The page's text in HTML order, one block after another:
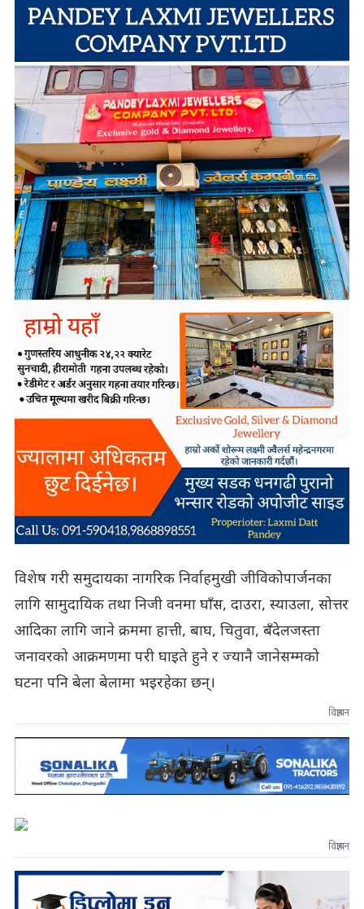
विशेष गरी समुदायका नागरिक निर्वाहमुखी जीविकोपार्जनका
लागि सामुदायिक तथा निजी वनमा घाँस, दाउरा, स्याउला, सोत्तर
आदिका लागि जाने क्रममा हात्ती, बाघ, चितुवा, बँदेलजस्ता
जनावरको आक्रमणमा परी घाइते हुने र ज्यानै जानेसम्मको
घटना पनि बेला बेलामा भइरहेका छन्।
विज्ञापन
विज्ञापन